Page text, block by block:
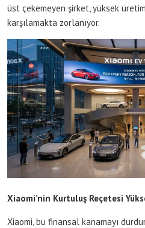
üst çekemeyen şirket, yüksek
karşılamakta zorlanıyor.
Xiaomi’nin Kurtuluş Reçetesi
Xiaomi, bu finansal kanamayı